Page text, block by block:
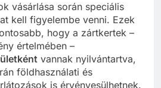
vásárlása során speciális
kell figyelembe venni. Ezek
hogy a zártkertek –
értelmében –
vannak nyilvántartva,
földhasználati és
is érvényesülhetnek.